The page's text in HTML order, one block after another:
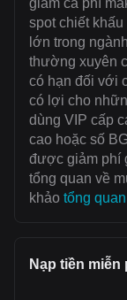
spot chiết
lớn trong
thường xuyên
có hạn đối với
có lợi cho
dùng VIP cấp
cao hoặc số
được giảm phí
tổng quan về
khảo tổng
Nạp tiền